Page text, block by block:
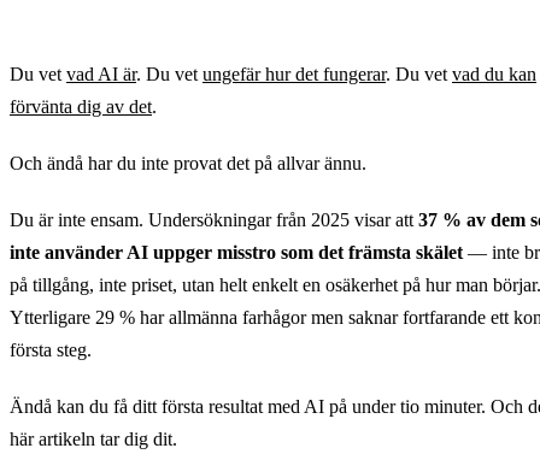
Du vet vad AI är. Du vet ungefär hur det fungerar. Du vet vad du kan
förvänta dig av det.
Och ändå har du inte provat det på allvar ännu.
Du är inte ensam. Undersökningar från 2025 visar att 37 % av dem
inte använder AI uppger misstro som det främsta skälet — inte
på tillgång, inte priset, utan helt enkelt en osäkerhet på hur man börjar.
Ytterligare 29 % har allmänna farhågor men saknar fortfarande ett
första steg.
Ändå kan du få ditt första resultat med AI på under tio minuter. Och
här artikeln tar dig dit.